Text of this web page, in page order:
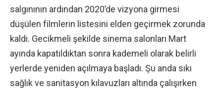
salgınının ardından 2020’de vizyona girmesi
düşülen filmlerin listesini elden geçirmek zorunda
kaldı. Gecikmeli şekilde sinema salonları Mart
ayında kapatıldıktan sonra kademeli olarak belirli
yerlerde yeniden açılmaya başladı. Şu anda sıkı
sağlık ve sanitasyon kılavuzları altında çalışırken